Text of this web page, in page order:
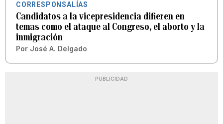
CORRESPONSALÍAS
Candidatos a la vicepresidencia difieren en
temas como el ataque al Congreso, el aborto y la
inmigración
Por José A. Delgado
PUBLICIDAD